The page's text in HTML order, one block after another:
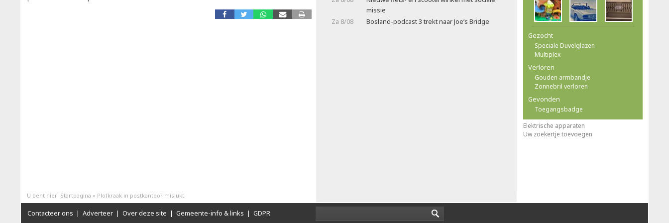
missie
Za 8/08
Bosland-podcast 3 trekt naar Joe’s Bridge
Gezocht
Speciale Duvelglazen
Multiplex
Verloren
Gouden armbandje
Zonnebril verloren
Gevonden
Toegangsbadge
Elektrische apparaten
Uw zoekertje toevoegen
U bent hier: Startpagina » Plofkraak in postkantoor mislukt
Contacteer ons | Adverteer | Over deze site | Gemeente-info & links | GDPR